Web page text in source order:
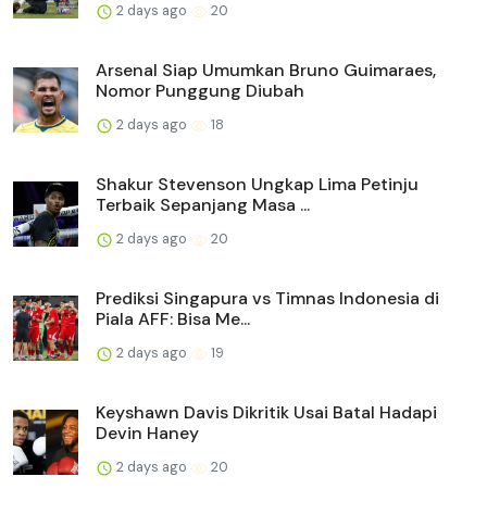
2 days ago 20
Arsenal Siap Umumkan Bruno Guimaraes,
Nomor Punggung Diubah
2 days ago 18
Shakur Stevenson Ungkap Lima Petinju
Terbaik Sepanjang Masa ...
2 days ago 20
Prediksi Singapura vs Timnas Indonesia di
Piala AFF: Bisa Me...
2 days ago 19
Keyshawn Davis Dikritik Usai Batal Hadapi
Devin Haney
2 days ago 20